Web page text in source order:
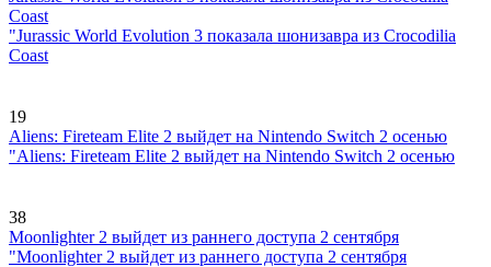
Coast
"Jurassic World Evolution 3 показала шонизавра из Crocodilia
Coast
19
Aliens: Fireteam Elite 2 выйдет на Nintendo Switch 2 осенью
"Aliens: Fireteam Elite 2 выйдет на Nintendo Switch 2 осенью
38
Moonlighter 2 выйдет из раннего доступа 2 сентября
"Moonlighter 2 выйдет из раннего доступа 2 сентября